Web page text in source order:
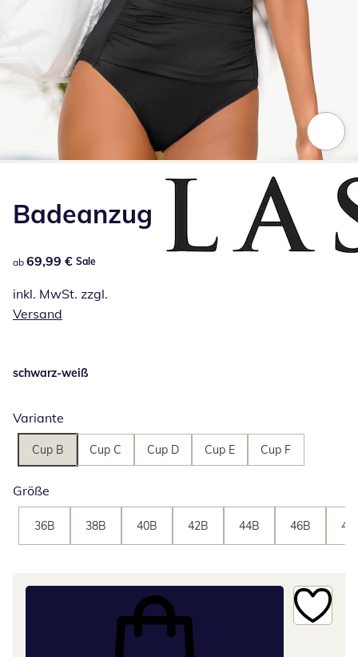
Badeanzug
69,99 €
ab 69,99 € Sale
inkl. MwSt. zzgl.
Versand
schwarz-weiß
Variante
Cup B Cup C Cup D Cup E Cup F
Größe
36B 38B 40B 42B 44B 46B